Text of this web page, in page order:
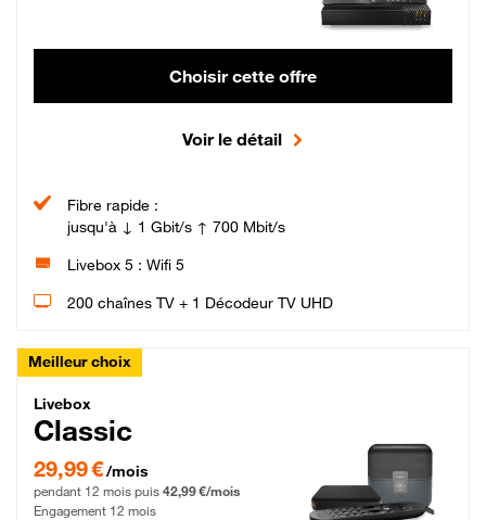
Choisir cette offre
Voir le détail
Fibre rapide :
jusqu'à ↓ 1 Gbit/s ↑ 700 Mbit/s
Livebox 5 : Wifi 5
200 chaînes TV + 1 Décodeur TV UHD
Meilleur choix
Livebox Classic Fibre
Livebox
Classic
29,99 € par mois pendant 12 mois puis 42,99 € par mois, Engagement 12 mois
29,99 €/mois
pendant 12 mois puis 42,99 €/mois
Engagement 12 mois